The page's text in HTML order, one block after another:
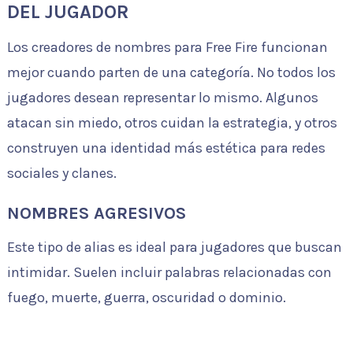
DEL JUGADOR
Los creadores de nombres para Free Fire funcionan
mejor cuando parten de una categoría. No todos los
jugadores desean representar lo mismo. Algunos
atacan sin miedo, otros cuidan la estrategia, y otros
construyen una identidad más estética para redes
sociales y clanes.
NOMBRES AGRESIVOS
Este tipo de alias es ideal para jugadores que buscan
intimidar. Suelen incluir palabras relacionadas con
fuego, muerte, guerra, oscuridad o dominio.